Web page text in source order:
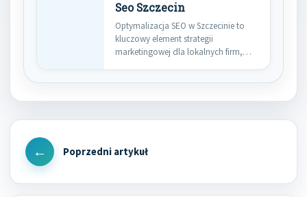
Seo Szczecin
Optymalizacja SEO w Szczecinie to
kluczowy element strategii
marketingowej dla lokalnych firm,
Nawigacja
wpisu
Previous